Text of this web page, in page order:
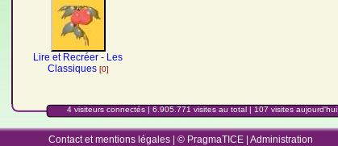
Lire et Recréer - Les
Classiques [0]
4 visiteurs connectés | 6.905.771 visites au total | 107 visites aujourd'hui
Contact et mentions légales © PragmaTICE Administration